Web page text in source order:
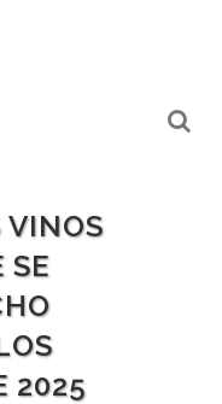
VINOS
SE
2025